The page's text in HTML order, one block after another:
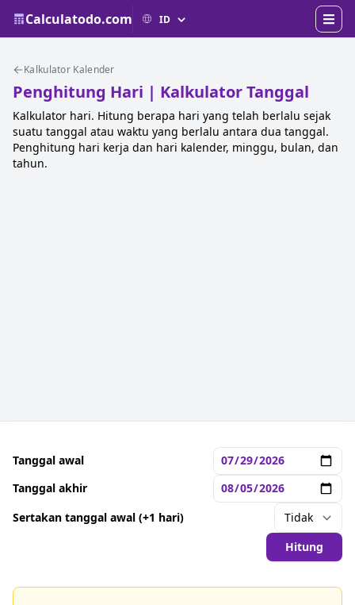
Calculatodo.com
Kalkulator Kalender
Penghitung Hari | Kalkulator Tanggal
Kalkulator hari. Hitung berapa hari yang telah berlalu sejak
suatu tanggal atau waktu yang berlalu antara dua tanggal.
Penghitung hari kerja dan hari kalender, minggu, bulan, dan
tahun.
Tanggal awal
Tanggal akhir
Sertakan tanggal awal (+1 hari)
Hitung